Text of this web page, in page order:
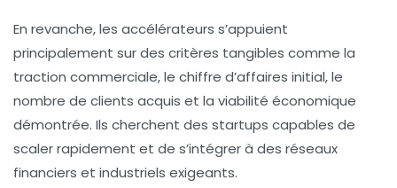
En revanche, les accélérateurs s’appuient
principalement sur des critères tangibles comme la
traction commerciale, le chiffre d’affaires initial, le
nombre de clients acquis et la viabilité économique
démontrée. Ils cherchent des startups capables de
scaler rapidement et de s’intégrer à des réseaux
financiers et industriels exigeants.